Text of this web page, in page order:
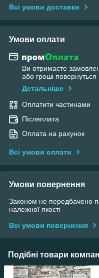
Всі умови доставки
Умови оплати
Ви отримаєте
або гроші
Детальніше
Оплатити частинами
Післяплата
Оплата на рахунок
Всі умови оплати
Умови повернення
Законом не передбачено
належної якості
Всі умови повернення
Подібні товари